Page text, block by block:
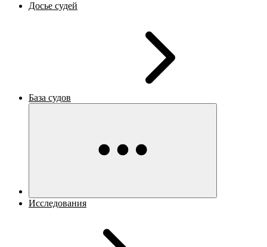
Досье судей
База судов
Исследования